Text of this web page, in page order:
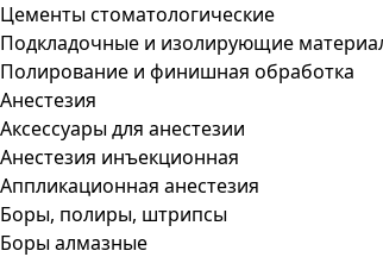
Цементы стоматологические
Подкладочные и изолирующие
Полирование и финишная обработка
Анестезия
Аксессуары для анестезии
Анестезия инъекционная
Аппликационная анестезия
Боры, полиры, штрипсы
Боры алмазные